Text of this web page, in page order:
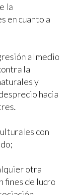
la
en cuanto a
al medio
la
y
hacia
con
otra
fines de lucro